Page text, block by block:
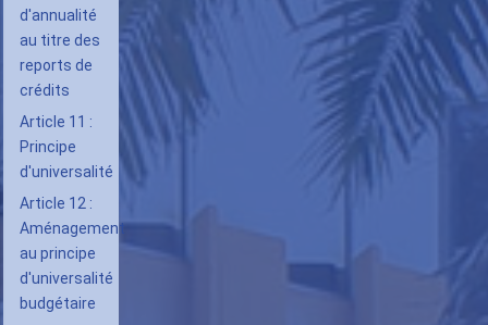
d'annualité
au titre des
reports de
crédits
Article 11 :
Principe
d'universalité
Article 12 :
Aménagement
au principe
d'universalité
budgétaire